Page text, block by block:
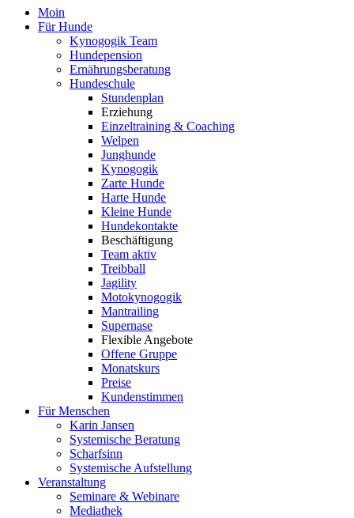
Moin
Für Hunde
Kynogogik Team
Hundepension
Ernährungsberatung
Hundeschule
Stundenplan
Erziehung
Einzeltraining & Coaching
Welpen
Junghunde
Kynogogik
Zarte Hunde
Harte Hunde
Kleine Hunde
Hundekontakte
Beschäftigung
Team aktiv
Treibball
Jagility
Motokynogogik
Mantrailing
Supernase
Flexible Angebote
Offene Gruppe
Monatskurs
Preise
Kundenstimmen
Für Menschen
Karin Jansen
Systemische Beratung
Scharfsinn
Systemische Aufstellung
Veranstaltung
Seminare & Webinare
Mediathek